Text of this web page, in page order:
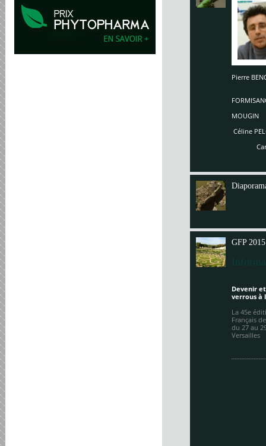
Pierre
MOUGIN
Céline
Carole
GFP 2015
Devenir
verrous à
La 45e
Français
du 27 au
Versailles